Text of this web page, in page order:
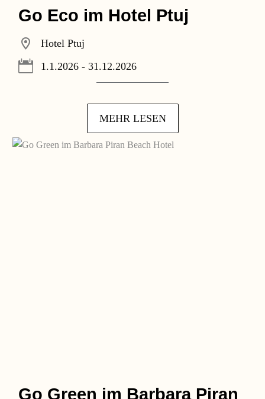
Go Eco im Hotel Ptuj
Hotel Ptuj
1.1.2026 - 31.12.2026
MEHR LESEN
Go Green im Barbara Piran